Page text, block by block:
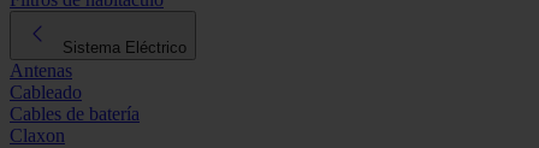
Sistema Eléctrico
Antenas
Cableado
Cables de batería
Claxon